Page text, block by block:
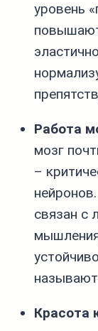
уровень
Работа
мозг
–
связан с
Красота